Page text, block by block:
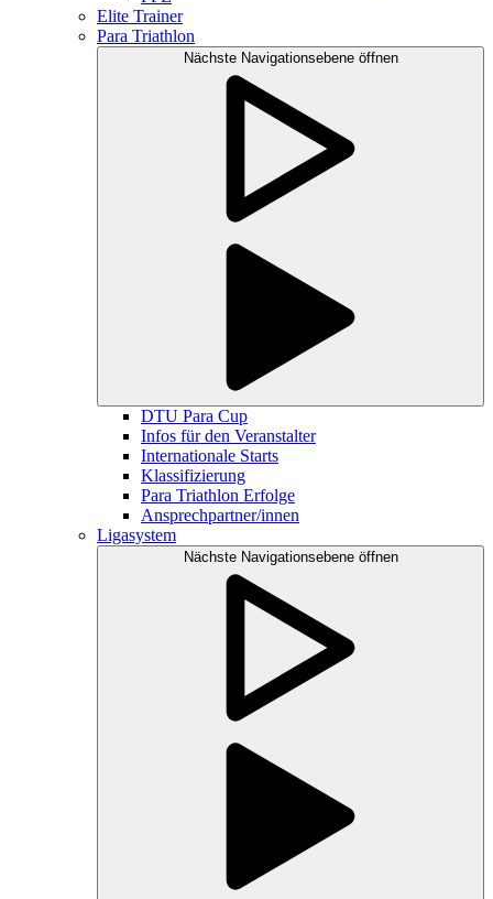
Elite Trainer
Para Triathlon
Nächste Navigationsebene öffnen
DTU Para Cup
Infos für den Veranstalter
Internationale Starts
Klassifizierung
Para Triathlon Erfolge
Ansprechpartner/innen
Ligasystem
Nächste Navigationsebene öffnen